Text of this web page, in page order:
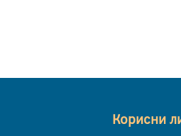
Корисни